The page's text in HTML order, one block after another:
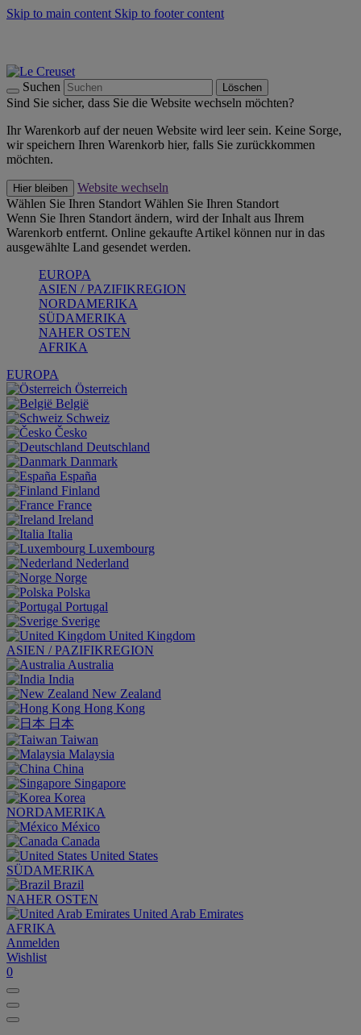
Skip to main content Skip to footer content
Suchen Löschen
Sind Sie sicher, dass Sie die Website wechseln möchten?
Ihr Warenkorb auf der neuen Website wird leer sein. Keine Sorge,
wir speichern Ihren Warenkorb hier, falls Sie zurückkommen
möchten.
Hier bleiben
Website wechseln
Wählen Sie Ihren Standort Wählen Sie Ihren Standort
Wenn Sie Ihren Standort ändern, wird der Inhalt aus Ihrem
Warenkorb entfernt. Online gekaufte Artikel können nur in das
ausgewählte Land gesendet werden.
EUROPA
ASIEN / PAZIFIKREGION
NORDAMERIKA
SÜDAMERIKA
NAHER OSTEN
AFRIKA
EUROPA
Österreich
België
Schweiz
Česko
Deutschland
Danmark
España
Finland
France
Ireland
Italia
Luxembourg
Nederland
Norge
Polska
Portugal
Sverige
United Kingdom
ASIEN / PAZIFIKREGION
Australia
India
New Zealand
Hong Kong
日本
Taiwan
Malaysia
China
Singapore
Korea
NORDAMERIKA
México
Canada
United States
SÜDAMERIKA
Brazil
NAHER OSTEN
United Arab Emirates
AFRIKA
Anmelden
Wishlist
0